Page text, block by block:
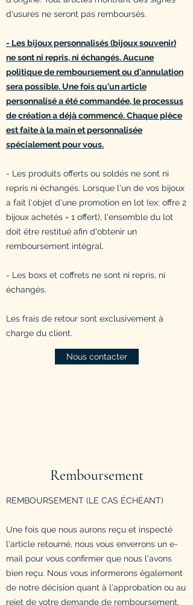
d'usures ne seront pas remboursés.
- Les bijoux personnalisés (bijoux souvenir)
ne sont ni repris, ni échangés. Aucune
politique de remboursement ou d'annulation
sera possible. Une fois qu'un article
personnalisé a été commandée, le processus
de création a déjà commencé. Chaque pièce
est faite à la main et personnalisée
spécialement pour vous.
- Les produits offerts ou soldés ne sont ni
repris ni échangés. Lorsque l'un de vos bijoux
a fait l'objet d'une promotion en lot (ex: offre 2
bijoux achetés = 1 offert), l'ensemble du lot
doit être restitué afin d'obtenir un
remboursement intégral.
- Les boxs et coffrets ne sont ni repris, ni
échangés.
Les frais de retour sont exclusivement à
charge du client.
Nous contacter
Remboursement
REMBOURSEMENT (LE CAS ÉCHÉANT)
Une fois que nous aurons reçu et inspecté
l'article retourné, nous vous enverrons un e-
mail pour vous confirmer que nous l'avons
bien reçu. Nous vous informerons également
de notre décision quant à l'approbation ou au
rejet de votre demande de remboursement.